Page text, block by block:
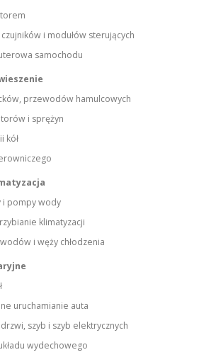
i modułów sterujących
samochodu
przewodów hamulcowych
i sprężyn
kół
i pompy wody
klimatyzacji
i węży chłodzenia
uruchamianie auta
szyb i szyb elektrycznych
wydechowego